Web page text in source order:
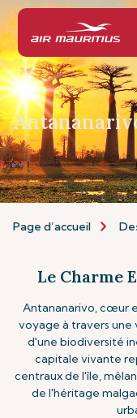
Page d’accueil
Le Charme
Antananarivo, cœur
voyage à travers
d'une biodiversité
capitale vivante
centraux de l'île,
de l'héritage